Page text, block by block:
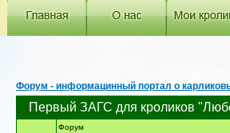
Форум - информацинный портал о
Первый ЗАГС для кроликов
Форум